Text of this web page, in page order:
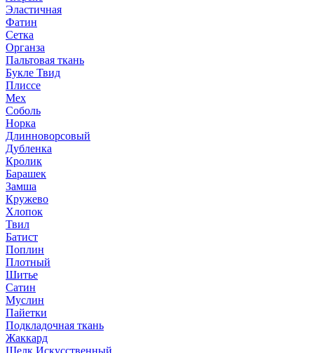
Эластичная
Фатин
Сетка
Органза
Пальтовая ткань
Букле Твид
Плиссе
Мех
Соболь
Норка
Длинноворсовый
Дубленка
Кролик
Барашек
Замша
Кружево
Хлопок
Твил
Батист
Поплин
Плотный
Шитье
Сатин
Муслин
Пайетки
Подкладочная ткань
Жаккард
Шелк Искусственный